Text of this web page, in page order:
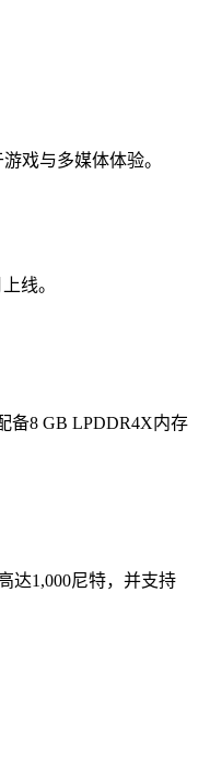
戏与多媒体体验。
线。
备8 GB LPDDR4X内存
达1,000尼特，并支持